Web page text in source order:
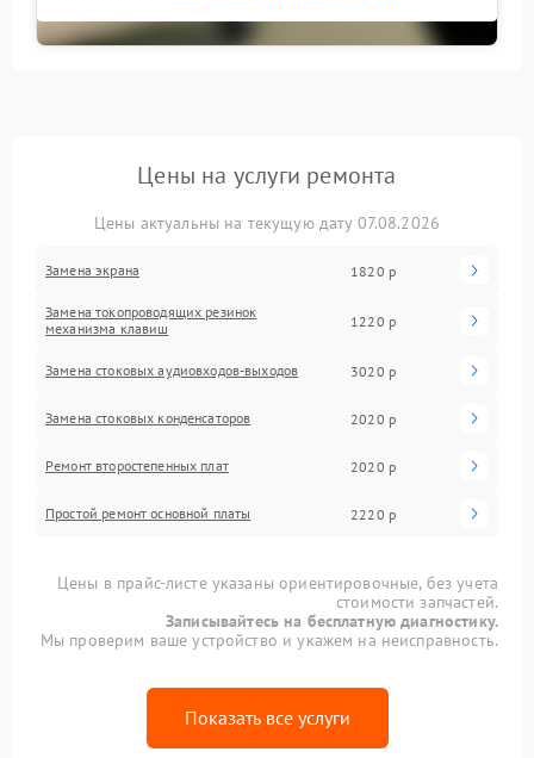
Цены на услуги ремонта
Цены актуальны на текущую дату 07.08.2026
Замена экрана 1820 р
Замена токопроводящих резинок
механизма клавиш
1220 р
Замена стоковых аудиовходов-выходов 3020 р
Замена стоковых конденсаторов 2020 р
Ремонт второстепенных плат 2020 р
Простой ремонт основной платы 2220 р
Цены в прайс-листе указаны ориентировочные, без учета
стоимости запчастей.
Записывайтесь на бесплатную диагностику.
Мы проверим ваше устройство и укажем на неисправность.
Показать все услуги